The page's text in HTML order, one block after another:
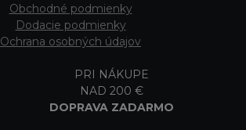
Obchodné podmienky
Dodacie podmienky
Ochrana osobných údajov
PRI NÁKUPE
NAD 200 €
DOPRAVA ZADARMO